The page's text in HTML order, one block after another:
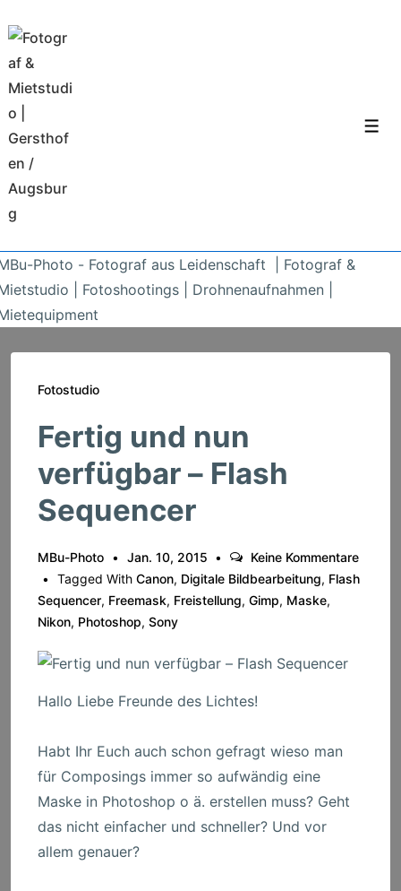
Zum
Inhalt
Photo - Fotograf aus Leidenschaft | Fotograf &
| Fotoshootings | Drohnenaufnahmen |
Fotostudio
Fertig und nun
verfügbar – Flash
Sequencer
MBu-Photo Jan. 10, 2015
Keine Kommentare
Tagged With Canon, Digitale Bildbearbeitung, Flash
Sequencer, Freemask, Freistellung, Gimp, Maske,
Nikon, Photoshop, Sony
Hallo Liebe Freunde des Lichtes!
Habt Ihr Euch auch schon gefragt wieso man
für Composings immer so aufwändig eine
Maske in Photoshop o ä. erstellen muss? Geht
das nicht einfacher und schneller? Und vor
allem genauer?